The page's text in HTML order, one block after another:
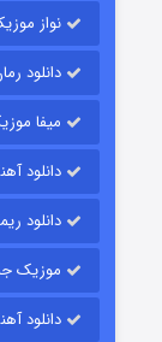
نواز
دانلود
میفا
دانلود
دانلود
موزیک
دانلود